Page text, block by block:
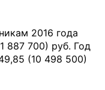
2016 года
887 700) руб. Год
(10 498 500)